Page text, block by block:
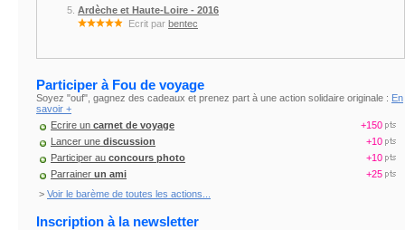
Ardèche et Haute-Loire - 2016
Ecrit par bentec
Participer à Fou de voyage
Soyez "ouf", gagnez des cadeaux et prenez part à une action solidaire originale : En
savoir +
Ecrire un carnet de voyage
+150
Lancer une discussion
+10
Participer au concours photo
+10
Parrainer un ami
+25
> Voir le barème de toutes les actions...
Inscription à la newsletter